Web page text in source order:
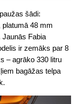
šādi:
48 mm
Jaunās Fabia
ir zemāks par 8
– agrāko 330 litru
bagāžas telpa